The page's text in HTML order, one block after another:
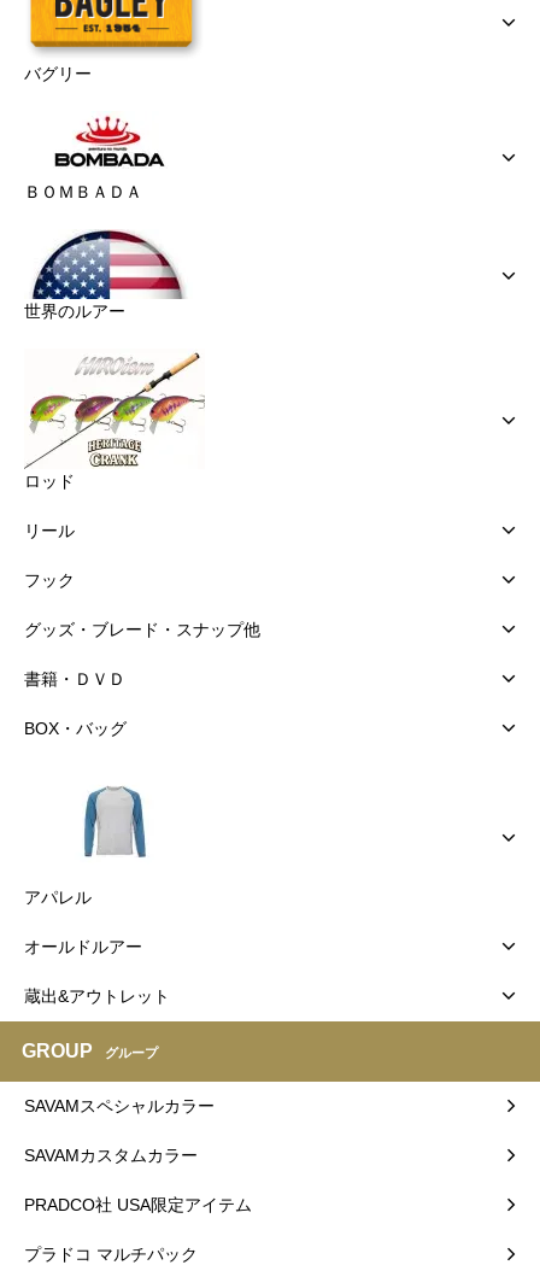
バグリー
ＢＯＭＢＡＤＡ
世界のルアー
ロッド
リール
フック
グッズ・ブレード・スナップ他
書籍・ＤＶＤ
BOX・バッグ
アパレル
オールドルアー
蔵出&アウトレット
GROUP グループ
SAVAMスペシャルカラー
SAVAMカスタムカラー
PRADCO社 USA限定アイテム
プラドコ マルチパック